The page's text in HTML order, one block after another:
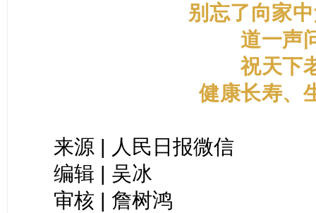
别忘了向家
道一声
祝天下
健康长寿、
来源 | 人民日报微信
编辑 | 吴冰
审核 | 詹树鸿